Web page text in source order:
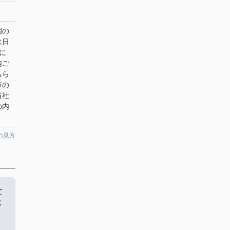
の
ご
の
社
内
見方